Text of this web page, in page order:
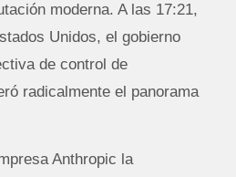
moderna. A las 17:21,
Unidos, el gobierno
de control de
radicalmente el panorama
Anthropic la